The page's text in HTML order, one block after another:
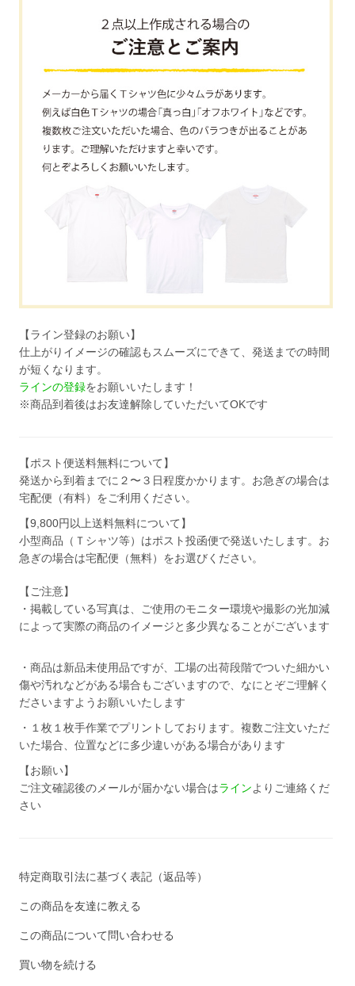
【ライン登録のお願い】
仕上がりイメージの確認もスムーズにできて、発送までの時間
が短くなります。
ラインの登録をお願いいたします！
※商品到着後はお友達解除していただいてOKです
【ポスト便送料無料について】
発送から到着までに２〜３日程度かかります。お急ぎの場合は
宅配便（有料）をご利用ください。
【9,800円以上送料無料について】
小型商品（Ｔシャツ等）はポスト投函便で発送いたします。お
急ぎの場合は宅配便（無料）をお選びください。
【ご注意】
・掲載している写真は、ご使用のモニター環境や撮影の光加減
によって実際の商品のイメージと多少異なることがございます
・商品は新品未使用品ですが、工場の出荷段階でついた細かい
傷や汚れなどがある場合もございますので、なにとぞご理解く
ださいますようお願いいたします
・１枚１枚手作業でプリントしております。複数ご注文いただ
いた場合、位置などに多少違いがある場合があります
【お願い】
ご注文確認後のメールが届かない場合はラインよりご連絡くだ
さい
特定商取引法に基づく表記（返品等）
この商品を友達に教える
この商品について問い合わせる
買い物を続ける